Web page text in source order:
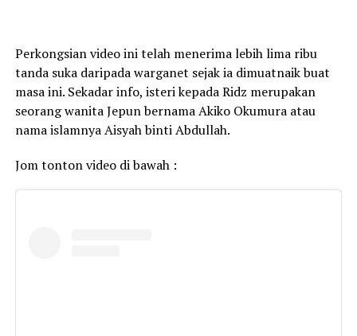
Perkongsian video ini telah menerima lebih lima ribu
tanda suka daripada warganet sejak ia dimuatnaik buat
masa ini. Sekadar info, isteri kepada Ridz merupakan
seorang wanita Jepun bernama Akiko Okumura atau
nama islamnya Aisyah binti Abdullah.
Jom tonton video di bawah :